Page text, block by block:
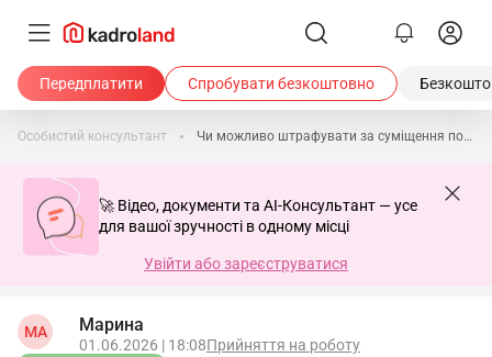
Передплатити Спробувати безкоштовно
Особистий консультант Чи можливо штрафувати за суміщення посад на підприємстві
🚀 Відео, документи та AI-Консультант — усе
для вашої зручності в одному місці
Увійти або зареєструватися
МА Марина
01.06.2026 | 18:08Прийняття на роботу